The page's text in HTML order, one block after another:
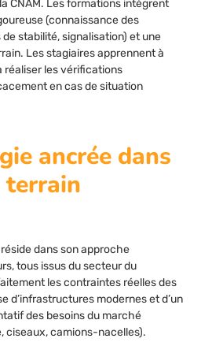
CNAM. Les formations intègrent
(connaissance des
de stabilité, signalisation) et une
Les stagiaires apprennent à
réaliser les vérifications
en cas de situation
ancrée dans
dans son approche
tous issus du secteur du
les contraintes réelles des
d’infrastructures modernes et d’un
des besoins du marché
ciseaux, camions-nacelles).